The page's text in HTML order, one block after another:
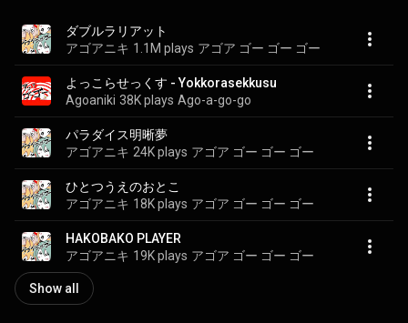
ダブルラリアット
アゴアニキ 1.1M plays アゴア ゴー ゴー ゴー
よっこらせっくす - Yokkorasekkusu
Agoaniki 38K plays Ago-a-go-go
パラダイス明晰夢
アゴアニキ 24K plays アゴア ゴー ゴー ゴー
ひとつうえのおとこ
アゴアニキ 18K plays アゴア ゴー ゴー ゴー
HAKOBAKO PLAYER
アゴアニキ 19K plays アゴア ゴー ゴー ゴー
Show all